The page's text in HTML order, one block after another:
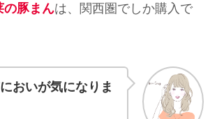
の豚まんは、関西圏でしか購入で
においが気になりま